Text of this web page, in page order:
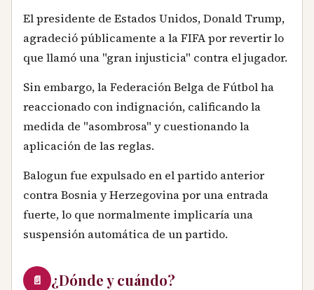
El presidente de Estados Unidos, Donald Trump,
agradeció públicamente a la FIFA por revertir lo
que llamó una "gran injusticia" contra el jugador.
Sin embargo, la Federación Belga de Fútbol ha
reaccionado con indignación, calificando la
medida de "asombrosa" y cuestionando la
aplicación de las reglas.
Balogun fue expulsado en el partido anterior
contra Bosnia y Herzegovina por una entrada
fuerte, lo que normalmente implicaría una
suspensión automática de un partido.
📄 ¿Dónde y cuándo?